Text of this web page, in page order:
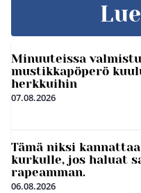
Minuuteissa
mustikkapöperö
herkkuihin
07.08.2026
Tämä niksi
kurkulle, jos haluat
rapeamman.
06.08.2026